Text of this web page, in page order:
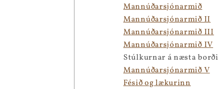
Mannúðarsjónarmið
Mannúðarsjónarmið II
Mannúðarsjónarmið III
Mannúðarsjónarmið IV
Stúlkurnar á næsta borði
Mannúðarsjónarmið V
Fésið og lækurinn